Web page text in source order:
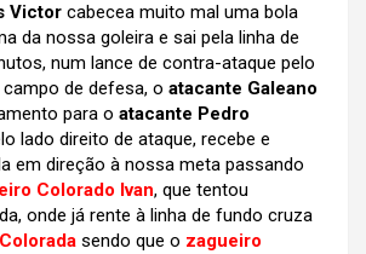
Victor cabecea muito mal uma bola
da nossa goleira e sai pela linha de
num lance de contra-ataque pelo
de defesa, o atacante Galeano
para o atacante Pedro
lado direito de ataque, recebe e
em direção à nossa meta passando
Colorado Ivan, que tentou
onde já rente à linha de fundo cruza
sendo que o zagueiro